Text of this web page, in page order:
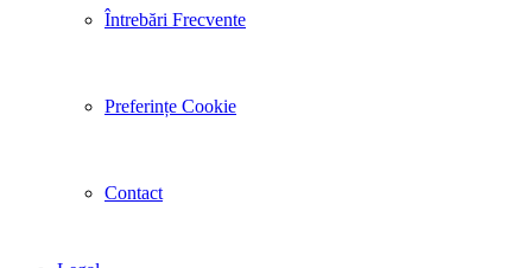
Întrebări Frecvente
Preferințe Cookie
Contact